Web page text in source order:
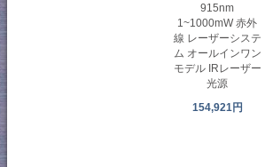
915nm
1~1000mW 赤外
線 レーザーシステ
ム オールインワン
モデル IRレーザー
光源
154,921円